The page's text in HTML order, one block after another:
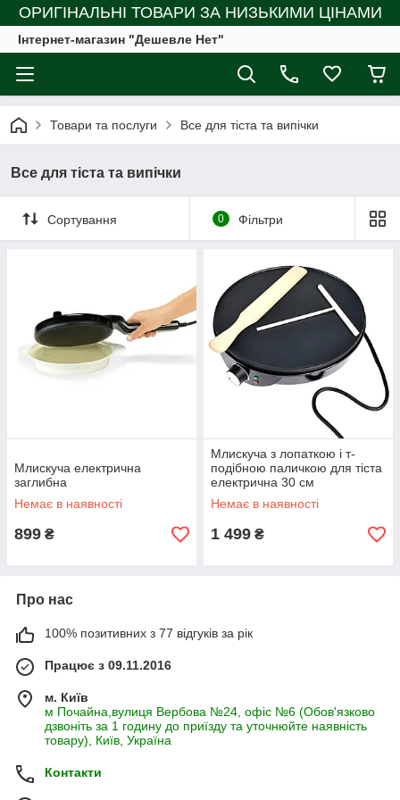
ОРИГІНАЛЬНІ ТОВАРИ ЗА НИЗЬКИМИ ЦІНАМИ
Інтернет-магазин "Дешевле Нет"
Товари та послуги Все для тіста та випічки
Все для тіста та випічки
Сортування 0 Фільтри
Млискуча електрична
заглибна
Немає в наявності
899 ₴
Млискуча з лопаткою і т-
подібною паличкою для тіста
електрична 30 см
Немає в наявності
1 499 ₴
Про нас
100% позитивних з 77 відгуків за рік
Працює з 09.11.2016
м. Київ
м Почайна,вулиця Вербова №24, офіс №6 (Обов'язково
дзвоніть за 1 годину до приїзду та уточнюйте наявність
товару), Київ, Україна
Контакти